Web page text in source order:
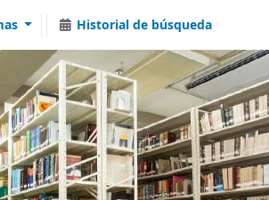
Historial de búsqueda